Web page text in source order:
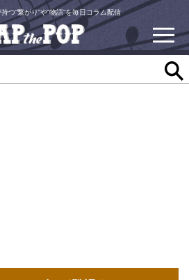
つ“繋がり”や“物語”を毎日コラム配信